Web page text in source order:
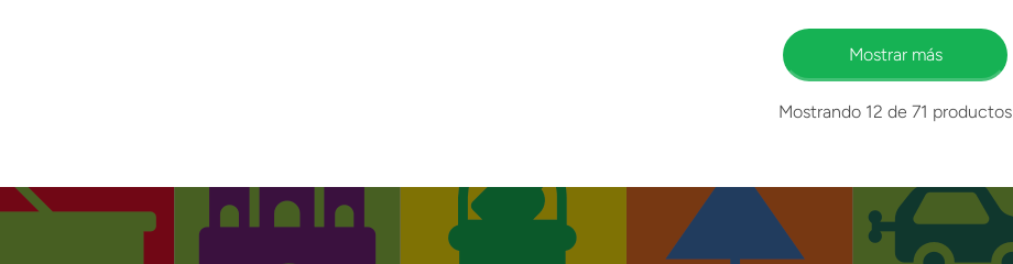
Mostrar más
Mostrando 12 de 71 productos